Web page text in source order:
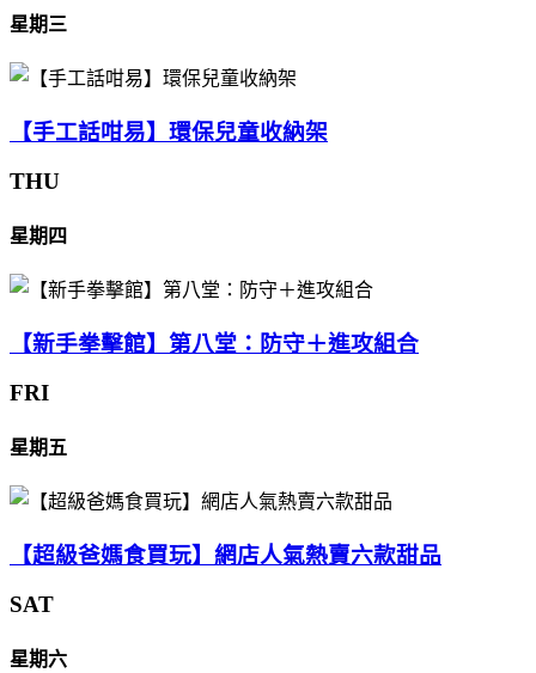
星期三
【手工話咁易】環保兒童收納架
THU
星期四
【新手拳擊館】第八堂：防守＋進攻組合
FRI
星期五
【超級爸媽食買玩】網店人氣熱賣六款甜品
SAT
星期六